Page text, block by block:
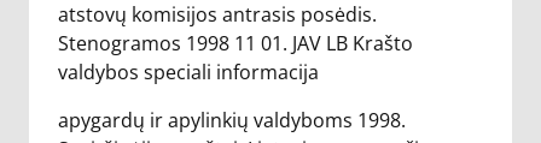
atstovų komisijos antrasis posėdis.
Stenogramos 1998 11 01. JAV LB Krašto
valdybos speciali informacija
apygardų ir apylinkių valdyboms 1998.